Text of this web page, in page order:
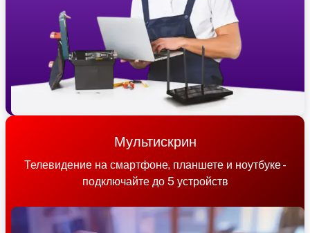
Мультискрин
Телевидение на смартфоне, планшете и ноутбуке -
подключайте до 5 устройств